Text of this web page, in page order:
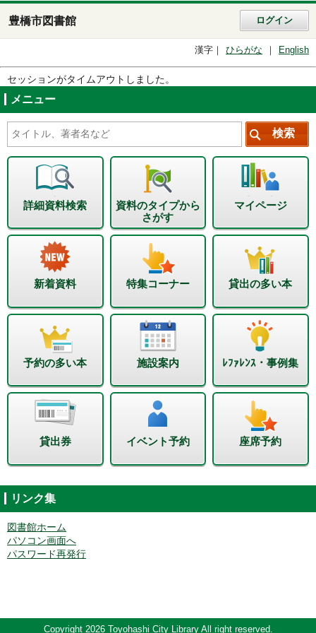
豊橋市図書館 ログイン
漢字 ひらがな English
セッションがタイムアウトしました。
メニュー
詳細資料検索
資料のタイプから
さがす
マイページ
新着資料 特集コーナー 貸出の多い本
予約の多い本 施設案内 ﾚﾌｧﾚﾝｽ・事例集
貸出券 イベント予約 座席予約
リンク集
図書館ホーム
パソコン画面へ
パスワード再発行
Copyright 2026 Toyohashi City Library All right reserved.